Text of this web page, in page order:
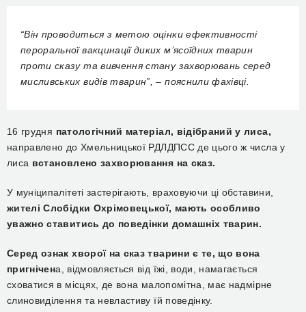
“Він проводиться з метою оцінки ефективності
пероральної вакцинації диких м’ясоїдних тварин
проти сказу та вивчення стану захворювань серед
мисливських видів тварин”, – пояснили фахівці.
16 грудня патологічний матеріал, відібраний у лиса,
направлено до Хмельницької РДЛДПСС де цього ж числа у
лиса встановлено захворювання на сказ.
У муніципалітеті застерігають, враховуючи ці обставини,
жителі Слобідки Охрімовецької, мають особливо
уважно ставитись до поведінки домашніх тварин.
Серед ознак хворої на сказ тварини є те, що вона
пригнічена, відмовляється від їжі, води, намагається
сховатися в місцях, де вона малопомітна, має надмірне
слиновиділення та невластиву їй поведінку.